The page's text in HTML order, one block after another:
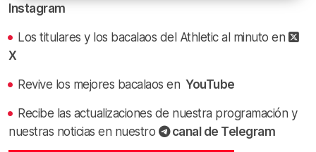
Instagram
Los titulares y los bacalaos del Athletic al minuto en
X
Revive los mejores bacalaos en YouTube
Recibe las actualizaciones de nuestra programación y
nuestras noticias en nuestro
canal de Telegram